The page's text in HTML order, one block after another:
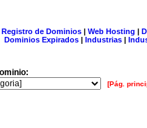
Registro de Dominios| Web Hosting |
Dominios Expirados | Industrias |
[Pág.